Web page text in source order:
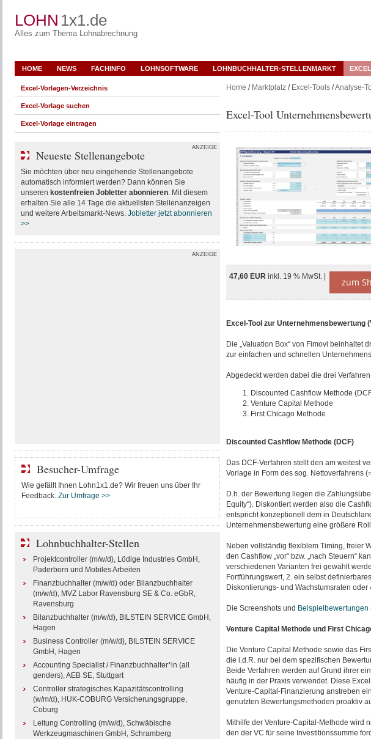
LOHN 1x1.de
Alles zum Thema Lohnabrechnung
HOME NEWS FACHINFO LOHNSOFTWARE LOHNBUCHHALTER-STELLENMARKT
Home / Marktplatz/ Excel-Tools/Analyse-
Excel-Tool
47,60 EUR inkl. 19 % MwSt. | zum
Excel-Tool zur Unternehmensbewertung
Die „Valuation Box“ von Fimovi
zur einfachen und schnellen
Abgedeckt werden dabei die drei
Discounted Cashflow Methode
Venture Capital Methode
First Chicago Methode
Discounted Cashflow Methode (DCF)
Das DCF-Verfahren stellt den am weitest
Vorlage in Form des sog. Nettoverfahrens
D.h. der Bewertung liegen die
Equity“). Diskontiert werden also die
entspricht konzeptionell dem in
Unternehmensbewertung eine größere
Neben vollständig flexiblem Timing, freier
den Cashflow „vor“ bzw. „nach Steuern“
verschiedenen Varianten frei gewählt
Fortführungswert, 2. ein selbst
Diskontierungs- und Wachstumsraten oder
Die Screenshots und Beispielbewertungen
Venture Capital Methode und First
Die Venture Capital Methode sowie das
die i.d.R. nur bei dem spezifischen
Beide Verfahren werden auf Grund ihrer
häufig in der Praxis verwendet. Diese
Venture-Capital-Finanzierung anstreben
genutzten Bewertungsmethoden proaktiv
Mithilfe der Venture-Capital-Methode wird
den der VC für seine Investitionssumme
Excel-Vorlagen-Verzeichnis
Excel-Vorlage suchen
Excel-Vorlage eintragen
ANZEIGE
Neueste Stellenangebote
Sie möchten über neu eingehende Stellenangebote
automatisch informiert werden? Dann können Sie
unseren kostenfreien Jobletter abonnieren. Mit diesem
erhalten Sie alle 14 Tage die aktuellsten Stellenanzeigen
und weitere Arbeitsmarkt-News. Jobletter jetzt abonnieren
>>
ANZEIGE
Besucher-Umfrage
Wie gefällt Ihnen Lohn1x1.de? Wir freuen uns über Ihr
Feedback. Zur Umfrage >>
Lohnbuchhalter-Stellen
Projektcontroller (m/w/d), Lödige Industries GmbH,
Paderborn und Mobiles Arbeiten
Finanzbuchhalter (m/w/d) oder Bilanzbuchhalter
(m/w/d), MVZ Labor Ravensburg SE & Co. eGbR,
Ravensburg
Bilanzbuchhalter (m/w/d), BILSTEIN SERVICE GmbH,
Hagen
Business Controller (m/w/d), BILSTEIN SERVICE
GmbH, Hagen
Accounting Specialist / Finanzbuchhalter*in (all
genders), AEB SE, Stuttgart
Controller strategisches Kapazitätscontrolling
(w/m/d), HUK-COBURG Versicherungsgruppe,
Coburg
Leitung Controlling (m/w/d), Schwäbische
Werkzeugmaschinen GmbH, Schramberg